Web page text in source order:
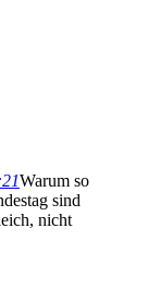
Warum so
sind
nicht